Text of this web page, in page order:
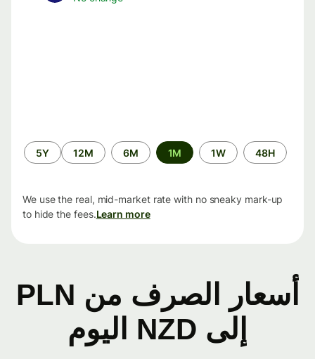
الفترة
الزمنية
48H
1W
1M
6M
12M
5Y
We use the real, mid-market rate with no sneaky mark-up
to hide the fees.Learn more
أسعار الصرف من PLN
إلى NZD اليوم